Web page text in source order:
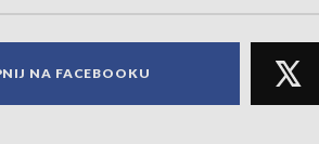
NA FACEBOOKU